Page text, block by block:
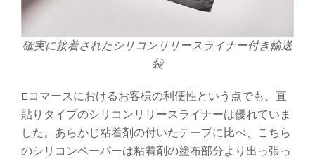
確実に接着されたシリコンリリースライナー付き輸送
袋
Eコマースにおけるお客様の利便性という点でも、直
貼りタイプのシリコンリリースライナーは優れていま
した。あらかじ粘着剤の付いたテープに比べ、こちら
のシリコンペーパーは粘着剤の塗布部分より出っ張っ